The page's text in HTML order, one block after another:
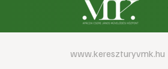
www.kereszturyvmk.hu